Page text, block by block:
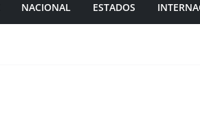
NACIONAL ESTADOS